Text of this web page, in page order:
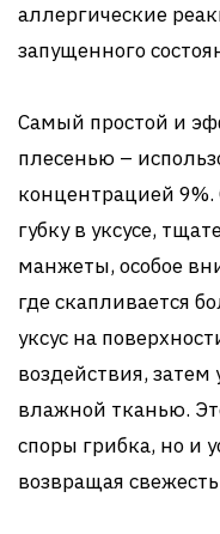
аллергические
запущенного
Самый простой и
плесенью –
концентрацией
губку в уксусе,
манжеты, особое
где скапливается
уксус на
воздействия, затем
влажной тканью.
споры грибка, но и
возвращая